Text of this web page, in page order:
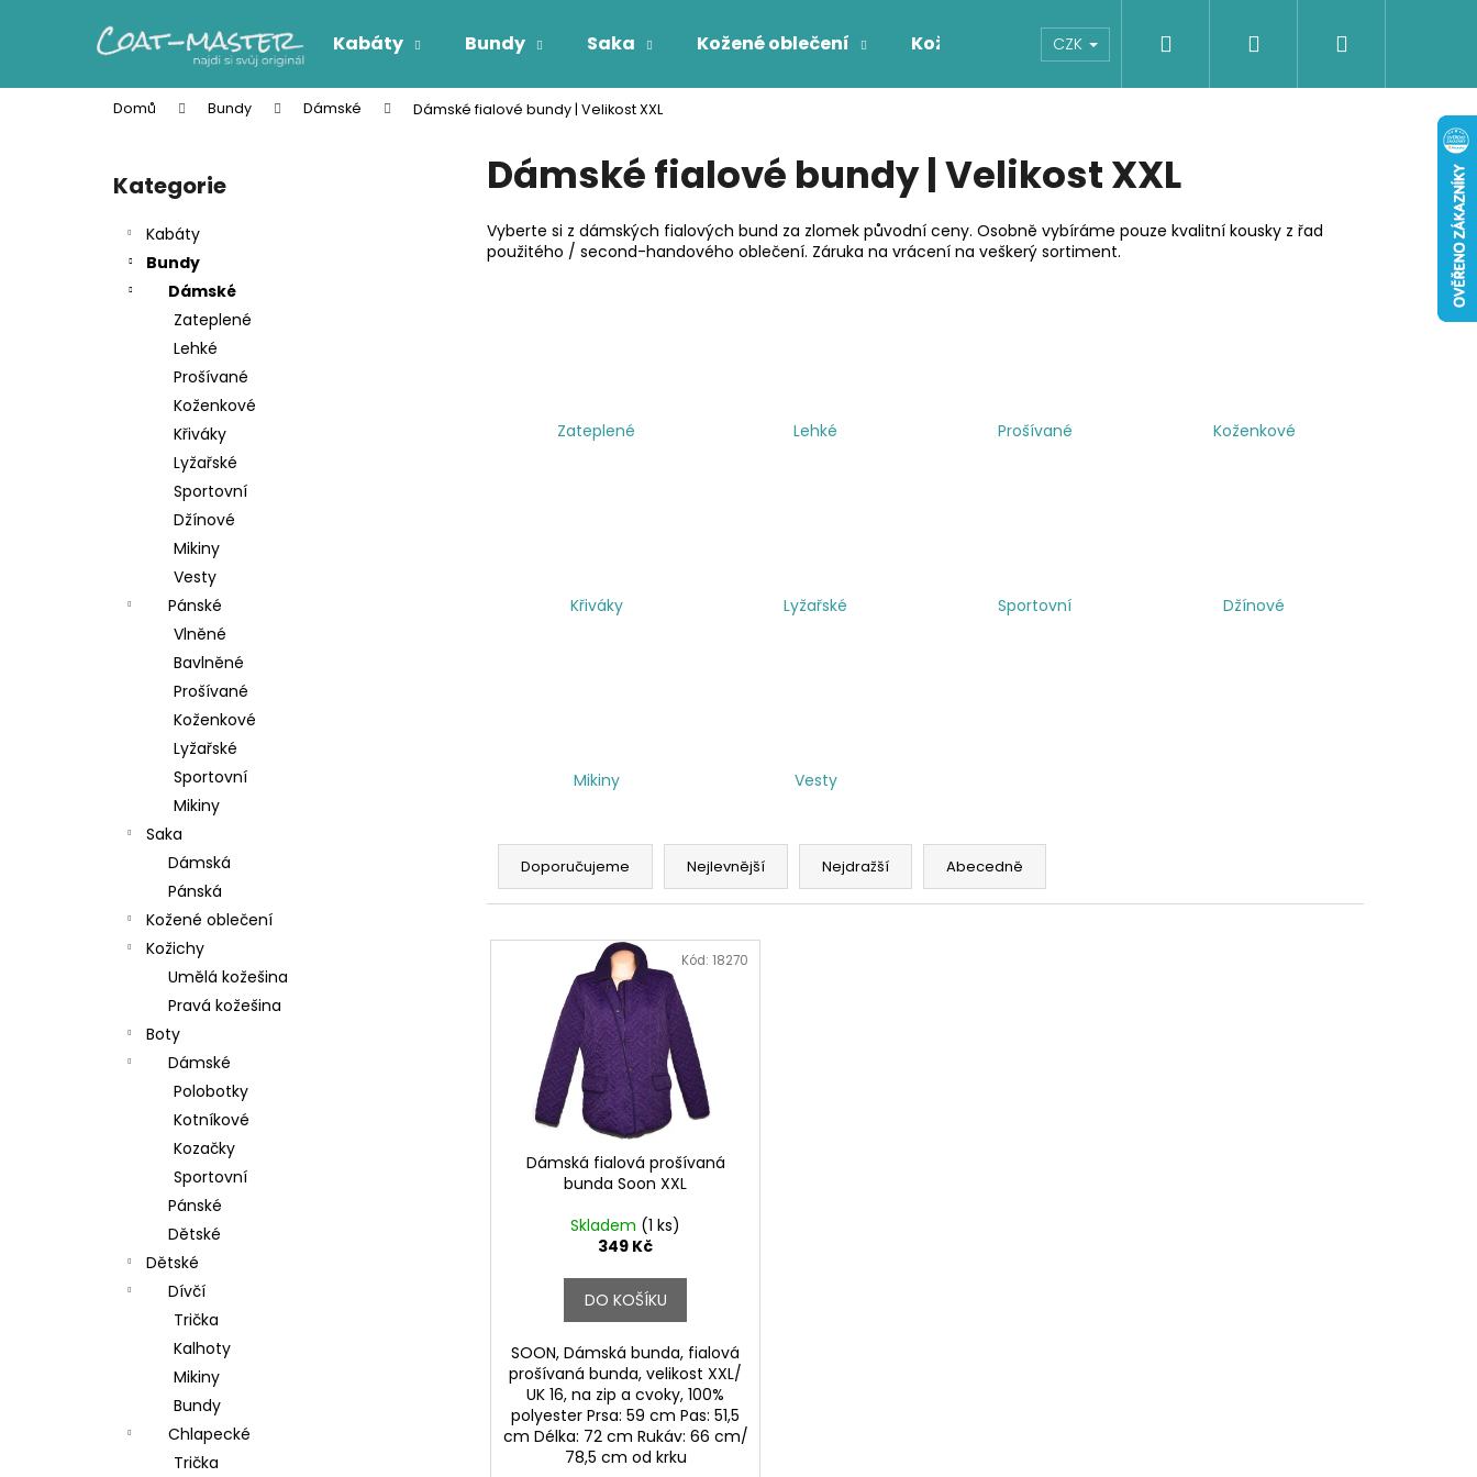
Kabáty Bundy Saka Kožené oblečení Kožichy Boty Dětské
CZK Přihlášení
Domů Bundy Dámské Dámské fialové bundy | Velikost XXL
Přeskočit
kategorie
Kategorie
Kabáty
Bundy
Dámské
Zateplené
Lehké
Prošívané
Koženkové
Křiváky
Lyžařské
Sportovní
Džínové
Mikiny
Vesty
Pánské
Vlněné
Bavlněné
Prošívané
Koženkové
Lyžařské
Sportovní
Mikiny
Saka
Dámská
Pánská
Kožené oblečení
Kožichy
Umělá kožešina
Pravá kožešina
Boty
Dámské
Polobotky
Kotníkové
Kozačky
Sportovní
Pánské
Dětské
Dětské
Dívčí
Trička
Kalhoty
Mikiny
Bundy
Chlapecké
Trička
Dámské fialové bundy | Velikost XXL
Vyberte si z dámských fialových bund za zlomek původní ceny. Osobně vybíráme pouze kvalitní kousky z řad
použitého / second-handového oblečení. Záruka na vrácení na veškerý sortiment.
Zateplené Lehké Prošívané Koženkové
Křiváky Lyžařské Sportovní Džínové
Mikiny Vesty
Ř
z
Doporučujeme Nejlevnější Nejdražší Abecedně
V
Dámská fialová prošívaná
bunda Soon XXL
Skladem (1 ks)
349 Kč
DO KOŠÍKU
SOON, Dámská bunda, fialová
prošívaná bunda, velikost XXL/
UK 16, na zip a cvoky, 100%
polyester Prsa: 59 cm Pas: 51,5
cm Délka: 72 cm Rukáv: 66 cm/
78,5 cm od krku
Kód:18270
í
Zpět
do
obchodu
Zpět
do
obchodu
Co potřebujete najít?